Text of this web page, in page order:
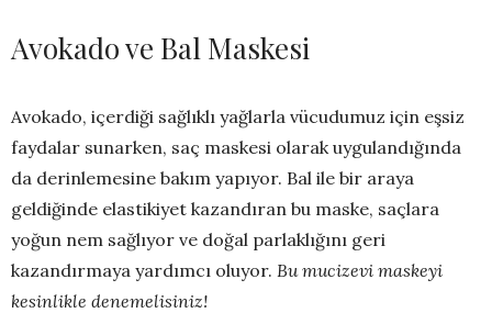
Avokado ve Bal Maskesi
Avokado, içerdiği sağlıklı yağlarla vücudumuz için eşsiz
faydalar sunarken, saç maskesi olarak uygulandığında
da derinlemesine bakım yapıyor. Bal ile bir araya
geldiğinde elastikiyet kazandıran bu maske, saçlara
yoğun nem sağlıyor ve doğal parlaklığını geri
kazandırmaya yardımcı oluyor. Bu mucizevi maskeyi
kesinlikle denemelisiniz!